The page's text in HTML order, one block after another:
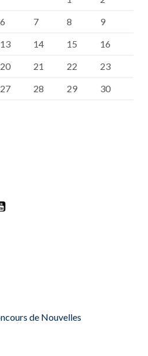
6 7 8
9
13 14 15
16
20 21 22
23
27 28 29
30
de Nouvelles